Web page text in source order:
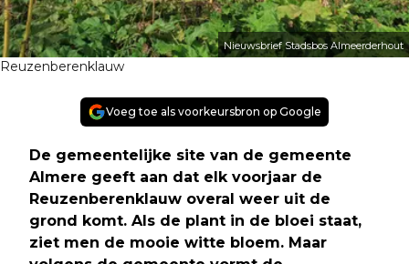
Nieuwsbrief Stadsbos Almeerderhout
Reuzenberenklauw
Voeg toe als voorkeursbron op Google
De gemeentelijke site van de gemeente
Almere geeft aan dat elk voorjaar de
Reuzenberenklauw overal weer uit de
grond komt. Als de plant in de bloei staat,
ziet men de mooie witte bloem. Maar